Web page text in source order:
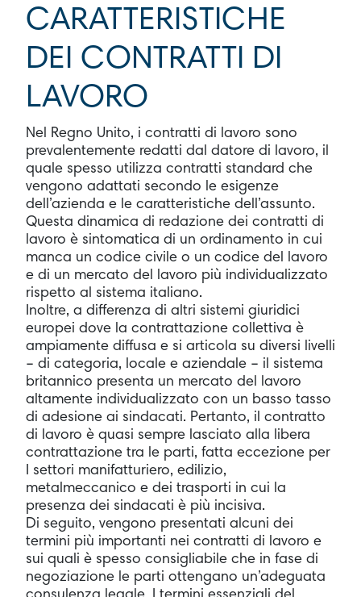
CARATTERISTICHE
DEI CONTRATTI DI
LAVORO
Nel Regno Unito, i contratti di lavoro sono
prevalentemente redatti dal datore di lavoro, il
quale spesso utilizza contratti standard che
vengono adattati secondo le esigenze
dell’azienda e le caratteristiche dell’assunto.
Questa dinamica di redazione dei contratti di
lavoro è sintomatica di un ordinamento in cui
manca un codice civile o un codice del lavoro
e di un mercato del lavoro più individualizzato
rispetto al sistema italiano.
Inoltre, a differenza di altri sistemi giuridici
europei dove la contrattazione collettiva è
ampiamente diffusa e si articola su diversi livelli
– di categoria, locale e aziendale – il sistema
britannico presenta un mercato del lavoro
altamente individualizzato con un basso tasso
di adesione ai sindacati. Pertanto, il contratto
di lavoro è quasi sempre lasciato alla libera
contrattazione tra le parti, fatta eccezione per
I settori manifatturiero, edilizio,
metalmeccanico e dei trasporti in cui la
presenza dei sindacati è più incisiva.
Di seguito, vengono presentati alcuni dei
termini più importanti nei contratti di lavoro e
sui quali è spesso consigliabile che in fase di
negoziazione le parti ottengano un’adeguata